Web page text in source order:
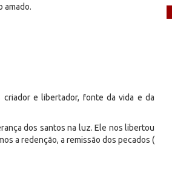
amado.
criador e libertador, fonte da vida e da
dos santos na luz. Ele nos libertou
a redenção, a remissão dos pecados (